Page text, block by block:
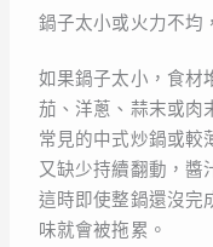
鍋子太小或火力不均
如果鍋子太小，食材
茄、洋蔥、蒜末或肉
常見的中式炒鍋或較
又缺少持續翻動，醬
這時即使整鍋還沒完
味就會被拖累。